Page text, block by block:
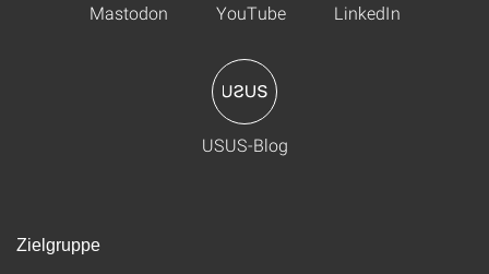
Mastodon YouTube LinkedIn
USUS-Blog
Zielgruppe